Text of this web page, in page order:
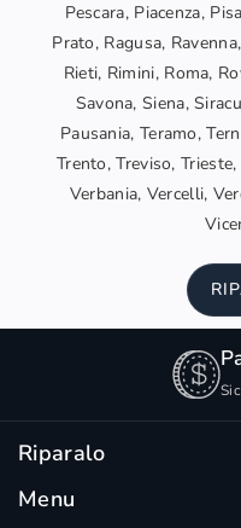
Pescara, Piacenza,
Prato, Ragusa,
Rieti, Rimini, Roma,
Savona, Siena,
Pausania, Teramo,
Trento, Treviso,
Verbania, Vercelli,
Riparalo
Su Riparalo trovi
e garantiti.
Menu